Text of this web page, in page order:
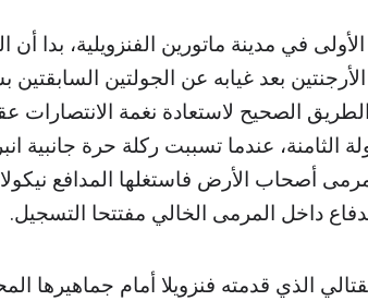
في مدينة ماتورين الفنزويلية، بدا
بعد غيابه عن الجولتين
الصحيح لاستعادة نغمة الانتصارات
أصحاب الأرض فاستغلها المدافع
داخل المرمى الخالي مفتتحا التسجيل.
الذي قدمته فنزويلا أمام جماهيرها